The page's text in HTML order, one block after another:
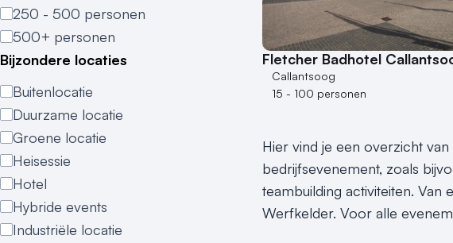
250 - 500 personen
500+ personen
Bijzondere locaties
Buitenlocatie
Duurzame locatie
Groene locatie
Heisessie
Hotel
Hybride events
Industriële locatie
Fletcher Badhotel
Callantsoog
15 - 100 personen
Hier vind je een overzicht
bedrijfsevenement, zoals
teambuilding activiteiten. Van
Werfkelder. Voor alle